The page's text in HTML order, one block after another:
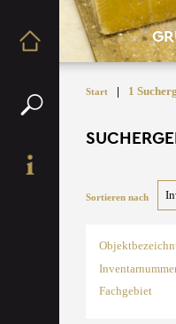
Start | 1
Sortieren nach
Fachgebiet